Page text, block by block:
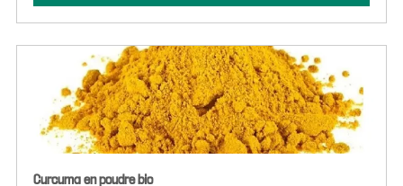
Curcuma en poudre bio